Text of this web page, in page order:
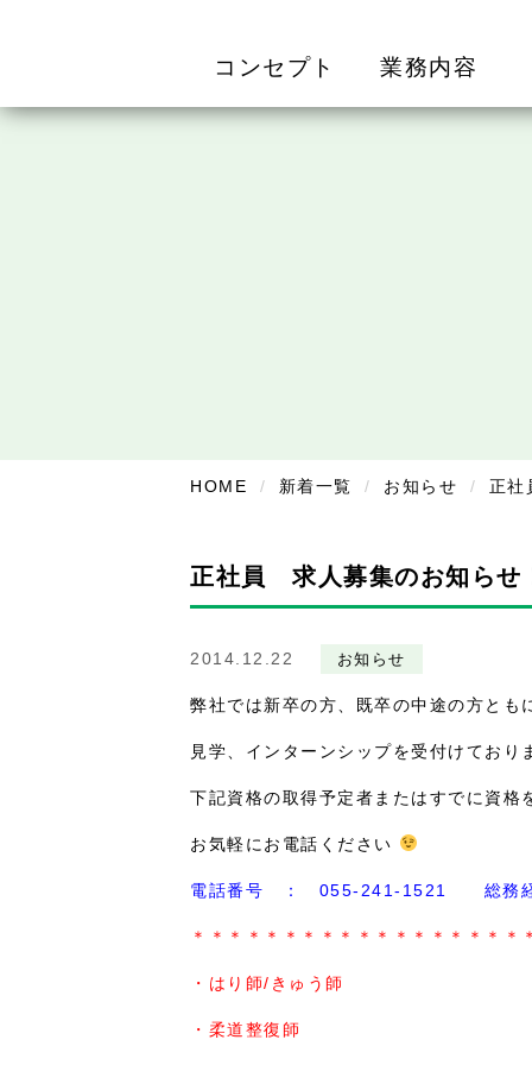
コンセプト 業務内容
HOME 新着一覧 お知らせ 正社
正社員 求人募集のお知らせ
2014.12.22 お知らせ
弊社では新卒の方、既卒の中途の方とも
見学、インターンシップを受付けており
下記資格の取得予定者またはすでに資格
お気軽にお電話ください
電話番号 ： 055-241-1521 総務
＊＊＊＊＊＊＊＊＊＊＊＊＊＊＊＊＊＊
・はり師/きゅう師
・柔道整復師